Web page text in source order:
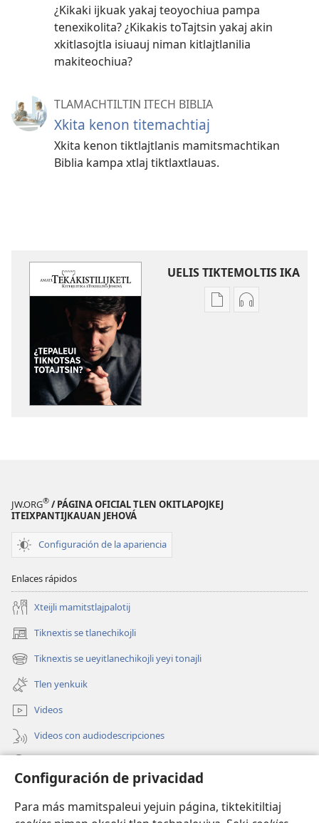
Configuración de privacidad
Para más mamitspaleui yejuin página, tiktekitiltiaj
¿Kikaki ijkuak yakaj teoyochiua pampa
tenexikolita? ¿Kikakis toTajtsin yakaj akin
xkitlasojtla isiuauj niman kitlajtlanilia
makiteochiua?
TLAMACHTILTIN ITECH BIBLIA
Xkita kenon titemachtiaj
Xkita kenon tiktlajtlanis mamitsmachtikan
Biblia kampa xtlaj tiktlaxtlauas.
UELIS TIKTEMOLTIS IKA
KenonKenon
JW.ORG® / PÁGINA OFICIAL TLEN OKITLAPOJKEJ
ITEIXPANTIJKAUAN JEHOVÁ
Configuración de la apariencia
Enlaces rápidos
Xteijli mamitstlajpalotij
Tiknextis se tlanechikojli
(abre
una
nueva
ventana)
Tiknextis se ueyitlanechikojli yeyi tonajli
(abre
una
nueva
ventana)
Tlen yenkuik
Videos
Videos con audiodescripciones
(abre